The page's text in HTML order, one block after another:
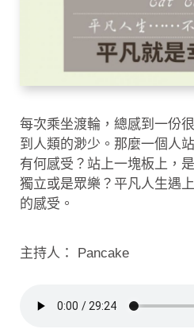
每次乘坐渡輪，總感到一份
到人類的渺少。那麼一個人
有何感受？站上一塊板上，
獨立或是眾樂？平凡人生遇
的感受。
主持人： Pancake